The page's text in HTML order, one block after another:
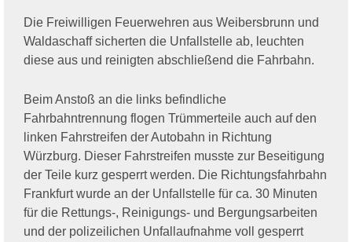
Die Freiwilligen Feuerwehren aus Weibersbrunn und
Waldaschaff sicherten die Unfallstelle ab, leuchten
diese aus und reinigten abschließend die Fahrbahn.
Beim Anstoß an die links befindliche
Fahrbahntrennung flogen Trümmerteile auch auf den
linken Fahrstreifen der Autobahn in Richtung
Würzburg. Dieser Fahrstreifen musste zur Beseitigung
der Teile kurz gesperrt werden. Die Richtungsfahrbahn
Frankfurt wurde an der Unfallstelle für ca. 30 Minuten
für die Rettungs-, Reinigungs- und Bergungsarbeiten
und der polizeilichen Unfallaufnahme voll gesperrt